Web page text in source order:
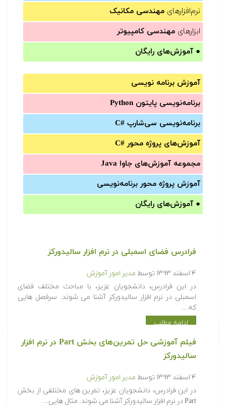
نرم‌افزارهای مهندسی مکانیک
ابزارهای مهندسی کامپیوتر
● آموزش‌های رایگان
آموزش برنامه نویسی
برنامه‌نویسی پایتون Python
برنامه‌‌نویسی سی‌شارپ C#‎
آموزش‌های پروژه محور #C
مجموعه آموزش‌های جاوا Java
آموزش‌ پروژه محور برنامه‌نویسی
● آموزش‌های رایگان
فرادرس فضای اسمبلی در نرم افزار سالیدورکز
۴ اسفند ۱۳۹۳ توسط مدیر امور آموزش
در این فرادرس، دانشجویان عزیز، با مباحث مختلف فضای
اسمبلی در نرم افزار سالیدورکز آشنا می شوند. سرفصل هایی
که…
ادامه مطلب
فیلم آموزشی حل تمرین‌های بخش Part در نرم افزار
سالیدورکز
۴ اسفند ۱۳۹۳ توسط مدیر امور آموزش
در این فرادرس، دانشجویان عزیز، تمرین های مختلفی از بخش
Part در نرم افزار سالیدورکز آشنا می شوند. مثال هایی…